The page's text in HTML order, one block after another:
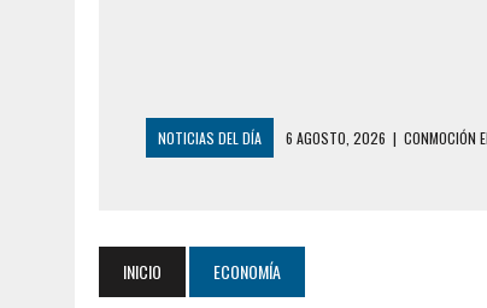
NOTICIAS DEL DÍA 6 AGOSTO, 2026 | CONMOCIÓN
EDIFICIO PETUNIA
INICIO ECONOMÍA